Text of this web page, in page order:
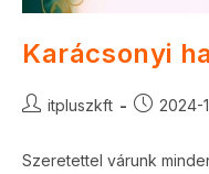
Karácsonyi
Postitpluszkft
Post2024-
Szeretettel várunk